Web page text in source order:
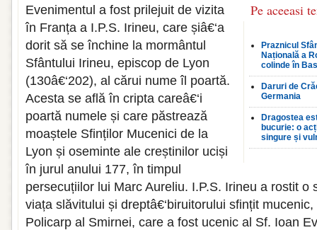
Pe aceeasi
Praznicul
Națională a
colinde în
Daruri de
Germania
Dragostea
bucurie: o
singure și
Evenimentul a fost prilejuit de vizita
în Franța a I.P.S. Irineu, care șiâ€‘a
dorit să se închine la mormântul
Sfântului Irineu, episcop de Lyon
(130â€‘202), al cărui nume îl poartă.
Acesta se află în cripta careâ€‘i
poartă numele și care păstrează
moaștele Sfinților Mucenici de la
Lyon și oseminte ale creștinilor uciși
în jurul anului 177, în timpul
persecuțiilor lui Marc Aureliu. I.P.S. Irineu a rostit o
viața slăvitului și dreptâ€‘biruitorului sfințit
Policarp al Smirnei, care a fost ucenic al Sf. Ioan